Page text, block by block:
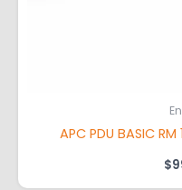
APC PDU BASIC
$